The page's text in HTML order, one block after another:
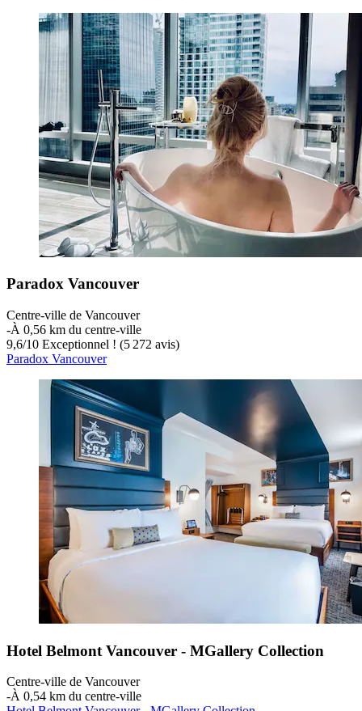
Paradox Vancouver
Centre-ville de Vancouver
‐À 0,56 km du centre-ville
9,6/10 Exceptionnel ! (5 272 avis)
Paradox Vancouver
Hotel Belmont Vancouver - MGallery Collection
Centre-ville de Vancouver
‐À 0,54 km du centre-ville